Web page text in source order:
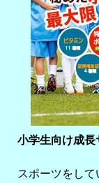
小学生向け成長
スポーツをし